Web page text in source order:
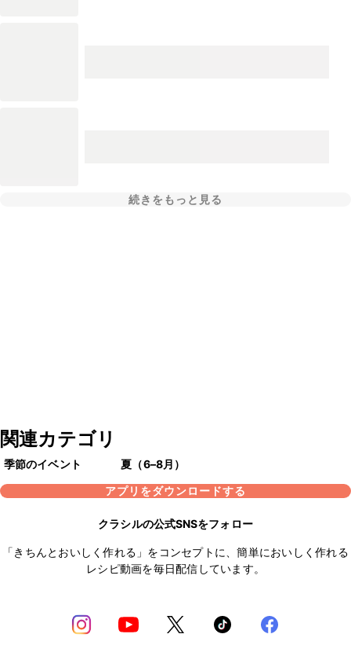
続きをもっと見る
関連カテゴリ
季節のイベント
夏（6–8月）
アプリをダウンロードする
クラシルの公式SNSをフォロー
「きちんとおいしく作れる」をコンセプトに、簡単においしく作れる
レシピ動画を毎日配信しています。